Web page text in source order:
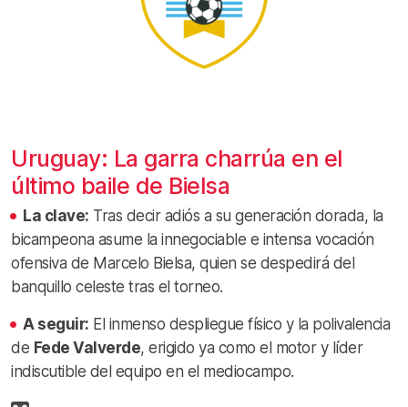
Uruguay: La garra charrúa en el
último baile de Bielsa
La clave: Tras decir adiós a su generación dorada, la
bicampeona asume la innegociable e intensa vocación
ofensiva de Marcelo Bielsa, quien se despedirá del
banquillo celeste tras el torneo.
A seguir: El inmenso despliegue físico y la polivalencia
de Fede Valverde, erigido ya como el motor y líder
indiscutible del equipo en el mediocampo.